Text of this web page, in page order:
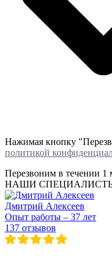
Нажимая кнопку
политикой
Перезвоним в течении 1
НАШИ
Дмитрий Алексеев
Опыт работы – 37 лет
137 отзывов